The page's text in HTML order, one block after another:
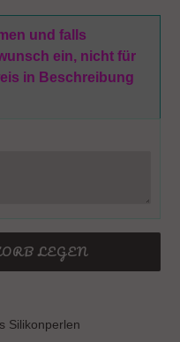
und falls
ein, nicht für
in Beschreibung
LEGEN
Silikonperlen